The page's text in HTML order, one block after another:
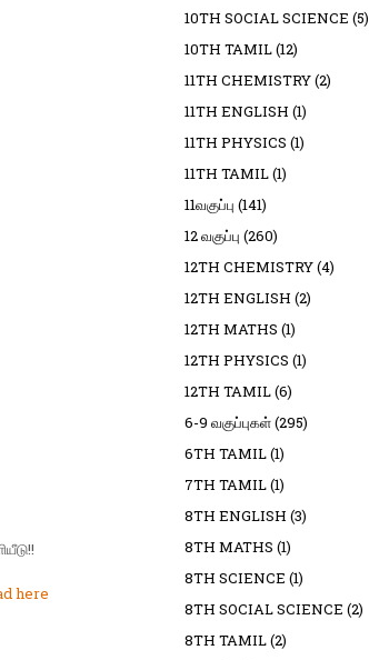
here
10TH SOCIAL SCIENCE (5)
10TH TAMIL(12)
11TH CHEMISTRY(2)
11TH ENGLISH (1)
11TH PHYSICS (1)
11TH TAMIL(1)
11வகுப்பு (141)
12 வகுப்பு (260)
12TH CHEMISTRY(4)
12TH ENGLISH (2)
12TH MATHS (1)
12TH PHYSICS (1)
12TH TAMIL(6)
6-9 வகுப்புகள்(295)
6TH TAMIL(1)
7TH TAMIL(1)
8TH ENGLISH (3)
8TH MATHS (1)
8TH SCIENCE (1)
8TH SOCIAL SCIENCE (2)
8TH TAMIL(2)